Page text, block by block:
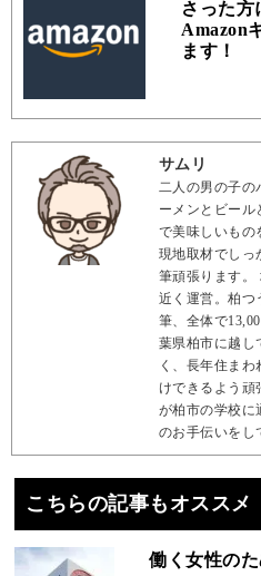
さった方
Amazon
ます！
サムリ
二人の男の子の
ーメンとビール
で美味しいもの
現地取材でしっ
筆頑張ります。
近く運営。柏つ
筆、全体で
葉県柏市に越し
く、長年住ま
けできるよう頑
が柏市の学校に
のお手伝いをし
こちらの記事もオススメ
働く女性の